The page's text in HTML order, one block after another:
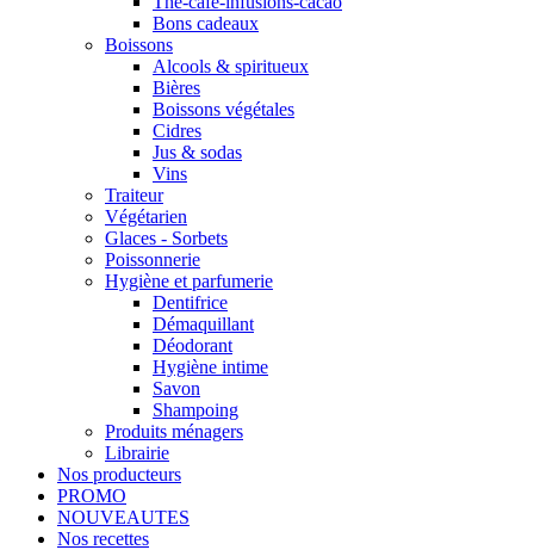
Bons cadeaux
Boissons
Alcools & spiritueux
Bières
Boissons végétales
Cidres
Jus & sodas
Vins
Traiteur
Végétarien
Glaces - Sorbets
Poissonnerie
Hygiène et parfumerie
Dentifrice
Démaquillant
Déodorant
Hygiène intime
Savon
Shampoing
Produits ménagers
Librairie
Nos producteurs
PROMO
NOUVEAUTES
Nos recettes